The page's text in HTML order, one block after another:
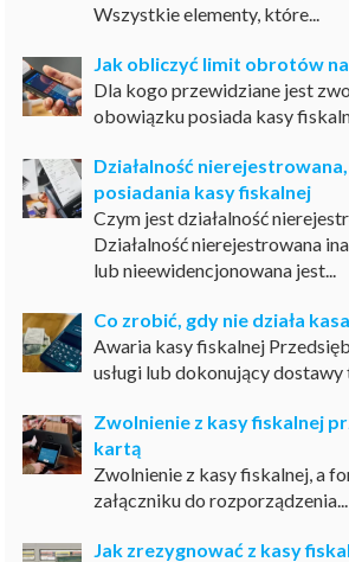
Wszystkie elementy, które...
Jak obliczyć limit obrotów
Dla kogo przewidziane jest
obowiązku posiada kasy
Działalność
posiadania kasy fiskalnej
Czym jest działalność
Działalność nierejestrowana
lub nieewidencjonowana jest...
Co zrobić, gdy nie działa
Awaria kasy fiskalnej
usługi lub dokonujący dostawy
Zwolnienie z kasy fiskalnej
kartą
Zwolnienie z kasy fiskalnej, a
załączniku do rozporządzenia...
Jak zrezygnować z kasy